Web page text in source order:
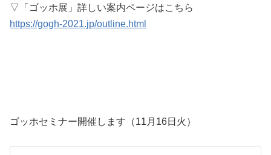
▽「ゴッホ展」詳しい案内ページはこちら
https://gogh-2021.jp/outline.html
ゴッホセミナー開催します（11月16日火）